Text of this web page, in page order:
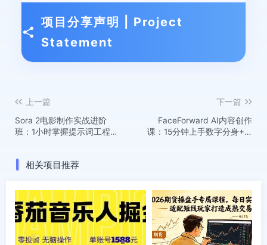
项目分享声明 | Project
Statement
上一篇
Sora 2电影制作实战进阶
班：1小时掌握提示词工程，
下一篇
FaceForward AI内容创作
课：15分钟上手数字分身+AI
相关项目推荐